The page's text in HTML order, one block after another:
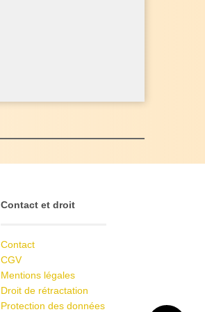
Contact et droit
Contact
CGV
Mentions légales
Droit de rétractation
Protection des données